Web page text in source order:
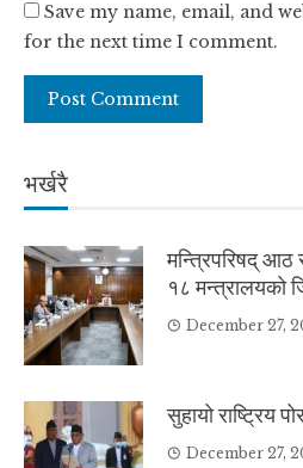
Save my name, email, and
for the next time I comment.
भर्खरै
मन्त्रिपरिषद् आठ
१८ मन्त्रालयको
December 27,
सुहायो राष्ट्रिय
December 27,